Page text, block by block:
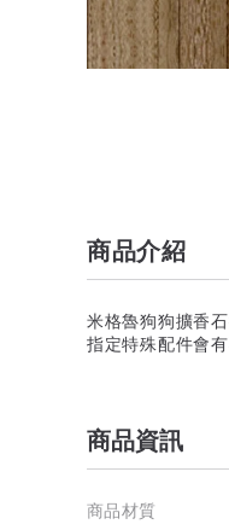
商品介紹
米格魯狗狗擴香
指定特殊配件會
商品資訊
商品材質